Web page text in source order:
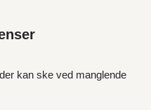
kan ske ved manglende